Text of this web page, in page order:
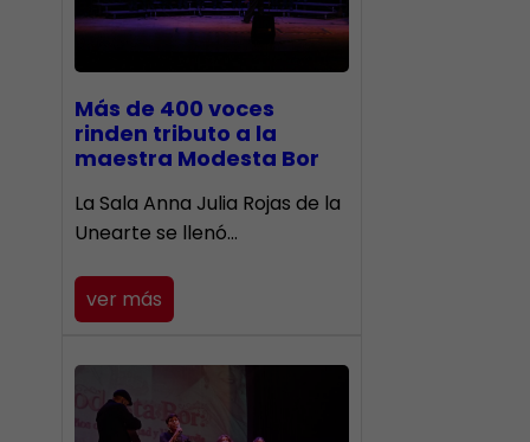
Más de 400 voces
rinden tributo a la
maestra Modesta Bor
​La Sala Anna Julia Rojas de la
Unearte se llenó…
ver más